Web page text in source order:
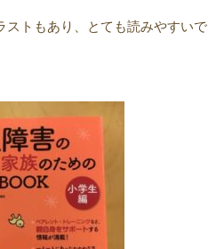
ストもあり、とても読みやすいで